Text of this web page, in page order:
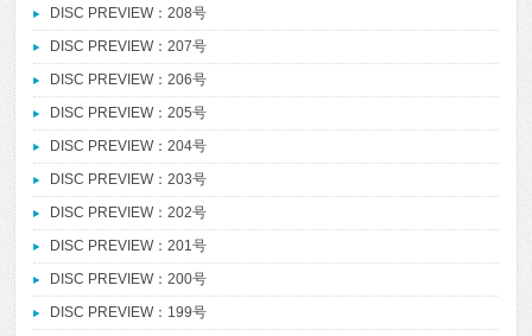
DISC PREVIEW：208号
DISC PREVIEW：207号
DISC PREVIEW：206号
DISC PREVIEW：205号
DISC PREVIEW：204号
DISC PREVIEW：203号
DISC PREVIEW：202号
DISC PREVIEW：201号
DISC PREVIEW：200号
DISC PREVIEW：199号